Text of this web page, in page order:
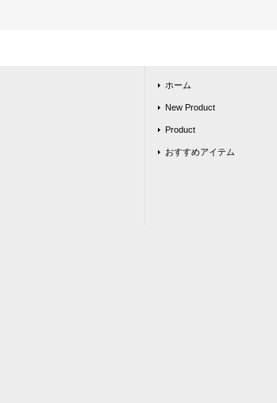
ホーム
New Product
Product
おすすめアイテム